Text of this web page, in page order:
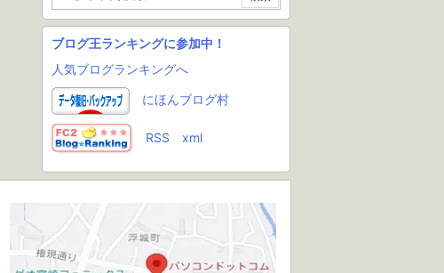
ブログ王ランキングに参加中！
人気ブログランキングへ
にほんブログ村
RSS xml